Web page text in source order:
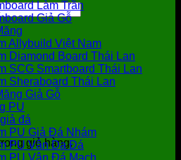
giỏ hàng.
Làm Trần
Giả Gỗ
Allybuild Việt Nam
Diamond Board Thái Lan
SCG Smartboard Thái Lan
Sheraboard Thái Lan
Giả Gỗ
PU
đá
PU Giả Đá Nhám
PU Vân Da Đá
PU Vân Đá Mạch